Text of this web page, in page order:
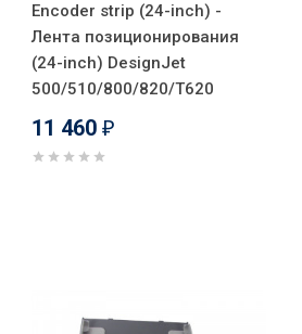
Encoder strip (24-inch) -
Лента позиционирования
(24-inch) DesignJet
500/510/800/820/T620
11 460 ₽